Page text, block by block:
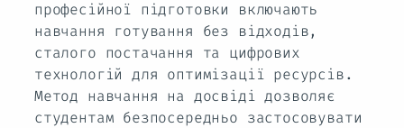
професійної підготовки включають
навчання готування без відходів,
сталого постачання та цифрових
технологій для оптимізації ресурсів.
Метод навчання на досвіді дозволяє
студентам безпосередньо застосовувати